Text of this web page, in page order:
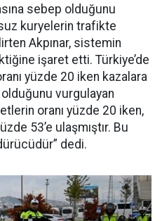
sebep olduğunu
kuryelerin trafikte
Akpınar, sistemin
işaret etti. Türkiye’de
yüzde 20 iken kazalara
olduğunu vurgulayan
oranı yüzde 20 iken,
53’e ulaşmıştır. Bu
dedi.